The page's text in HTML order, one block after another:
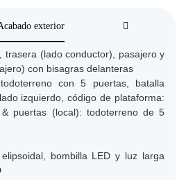
exterior
trasera (lado conductor), pasajero y
con bisagras delanteras
con 5 puertas, batalla
izquierdo, código de plataforma:
puertas (local): todoterreno de 5
bombilla LED y luz larga